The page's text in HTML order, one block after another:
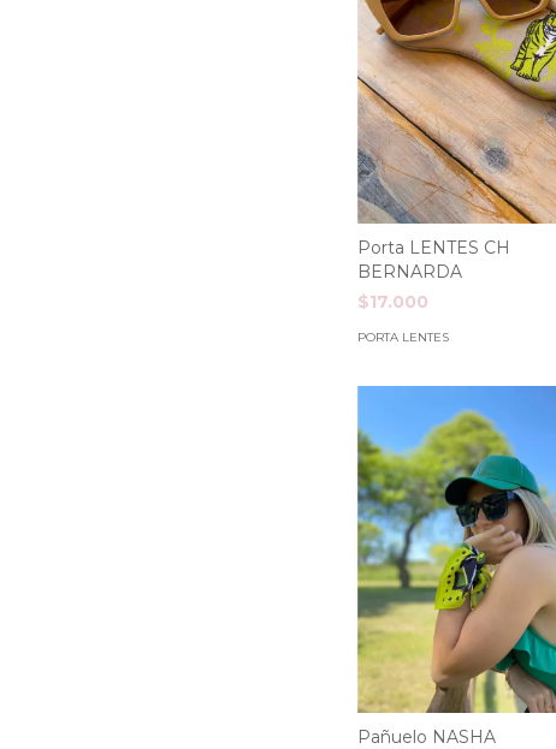
Porta LENTES CH
BERNARDA
$17.000
PORTA LENTES
Pañuelo NASHA